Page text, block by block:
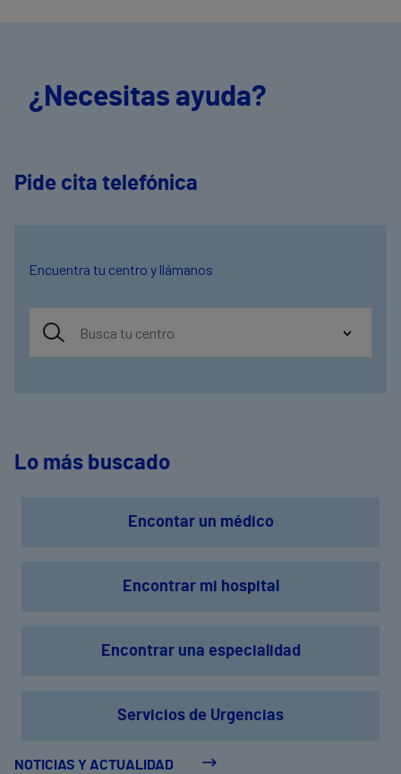
¿Necesitas ayuda?
Pide cita telefónica
Encuentra tu centro y llámanos
Lo más buscado
Encontar un médico
Encontrar mi hospital
Encontrar una especialidad
Servicios de Urgencias
NOTICIAS Y ACTUALIDAD